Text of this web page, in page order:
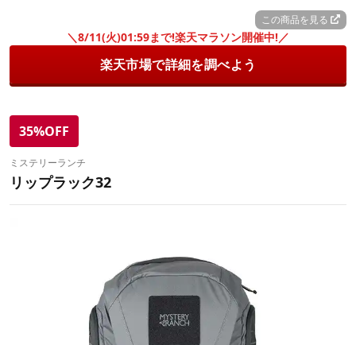
この商品を見る
＼8/11(火)01:59まで!楽天マラソン開催中!／
楽天市場で詳細を調べよう
35%OFF
ミステリーランチ
リップラック32